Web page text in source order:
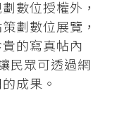
數位授權外，
劃數位展覽，
的寫真帖內
民眾可透過網
成果。